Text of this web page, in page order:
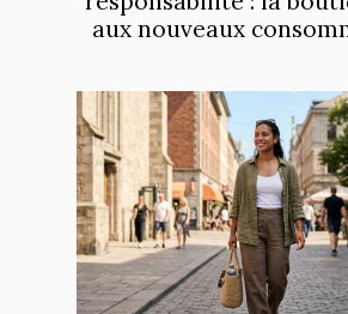
aux nouveaux